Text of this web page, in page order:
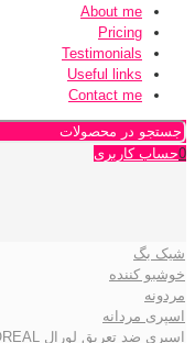
About me
Pricing
Testimonials
Useful links
Contact me
0حساب کاربری
شیک بگ
خوشبو کننده
مردونه
اسپری مردانه
اسپری ضد تعریق لورال LOREAL مدل SENSITIVE CONTROL